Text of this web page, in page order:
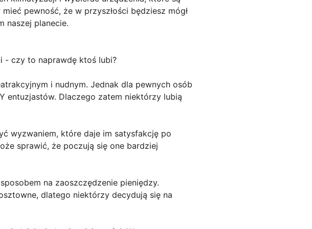
pewność, że w przyszłości będziesz mógł
naszej planecie.
- czy to naprawdę ktoś lubi?
i nudnym. Jednak dla pewnych osób
entuzjastów. Dlaczego zatem niektórzy lubią
wyzwaniem, które daje im satysfakcję po
sprawić, że poczują się one bardziej
na zaoszczędzenie pieniędzy.
dlatego niektórzy decydują się na